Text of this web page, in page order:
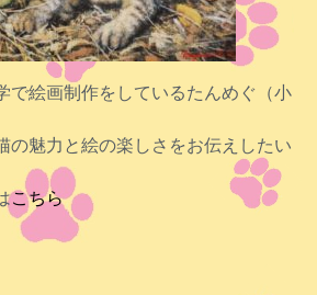
で絵画制作をしているたんめぐ（小
の魅力と絵の楽しさをお伝えしたい
こちら